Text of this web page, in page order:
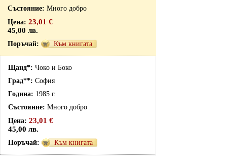
Много добро
23,01 €
45,00 лв.
Към книгата
Чоко и Боко
София
1985 г.
Много добро
23,01 €
45,00 лв.
Към книгата